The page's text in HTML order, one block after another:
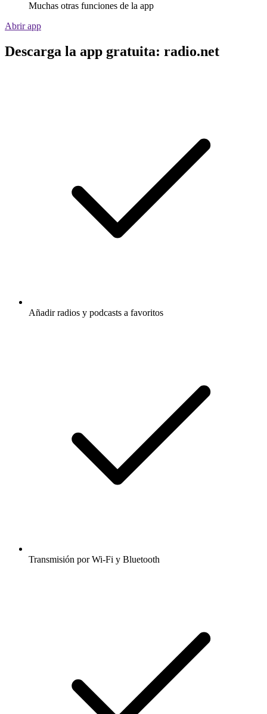
Muchas otras funciones de la app
Abrir app
Descarga la app gratuita: radio.net
Añadir radios y podcasts a favoritos
Transmisión por Wi-Fi y Bluetooth